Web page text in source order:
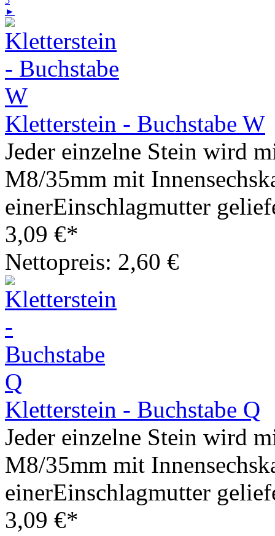
►
Kletterstein - Buchstabe W
Jeder einzelne Stein wird
M8/35mm mit
einerEinschlagmutter
3,09 €*
Nettopreis: 2,60 €
Kletterstein - Buchstabe Q
Jeder einzelne Stein wird
M8/35mm mit
einerEinschlagmutter
3,09 €*